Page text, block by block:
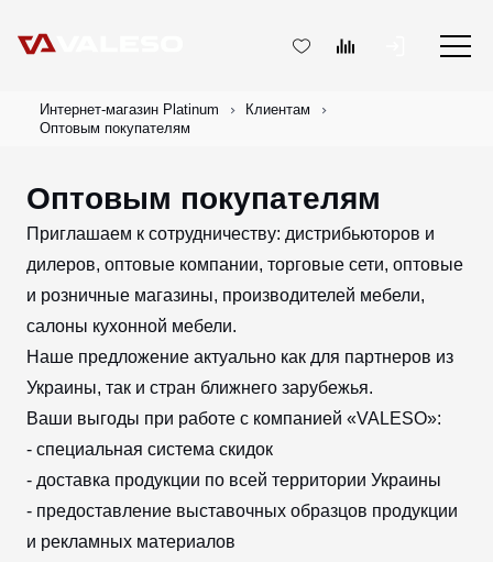
Интернет-магазин Platinum
Клиентам
Оптовым покупателям
Оптовым покупателям
Приглашаем к сотрудничеству: дистрибьюторов и
дилеров, оптовые компании, торговые сети, оптовые
и розничные магазины, производителей мебели,
салоны кухонной мебели.
Наше предложение актуально как для партнеров из
Украины, так и стран ближнего зарубежья.
Ваши выгоды при работе с компанией «VALESO»:
- специальная система скидок
- доставка продукции по всей территории Украины
- предоставление выставочных образцов продукции
и рекламных материалов